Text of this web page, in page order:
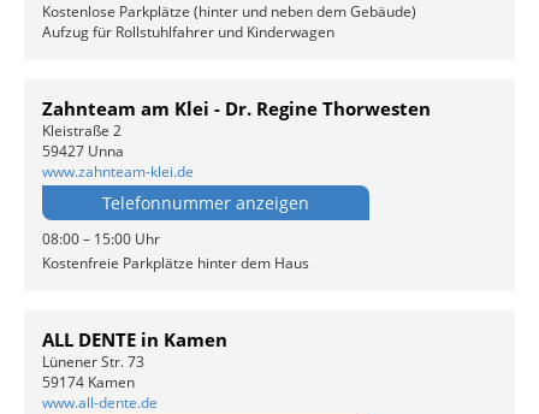
Kostenlose Parkplätze (hinter und neben dem Gebäude)
Aufzug für Rollstuhlfahrer und Kinderwagen
Zahnteam am Klei - Dr. Regine Thorwesten
Kleistraße 2
59427 Unna
www.zahnteam-klei.de
Telefonnummer anzeigen
08:00 – 15:00 Uhr
Kostenfreie Parkplätze hinter dem Haus
ALL DENTE in Kamen
Lünener Str. 73
59174 Kamen
www.all-dente.de